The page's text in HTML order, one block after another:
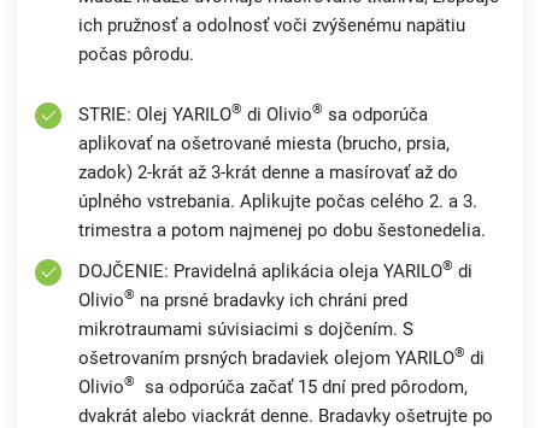
ich pružnosť a odolnosť voči zvýšenému napätiu
počas pôrodu.
STRIE: Olej YARILO® di Olivio® sa odporúča
aplikovať na ošetrované miesta (brucho, prsia,
zadok) 2-krát až 3-krát denne a masírovať až do
úplného vstrebania. Aplikujte počas celého 2. a 3.
trimestra a potom najmenej po dobu šestonedelia.
DOJČENIE: Pravidelná aplikácia oleja YARILO® di
Olivio® na prsné bradavky ich chráni pred
mikrotraumami súvisiacimi s dojčením. S
ošetrovaním prsných bradaviek olejom YARILO® di
Olivio®
sa odporúča začať 15 dní pred pôrodom,
dvakrát alebo viackrát denne. Bradavky ošetrujte po